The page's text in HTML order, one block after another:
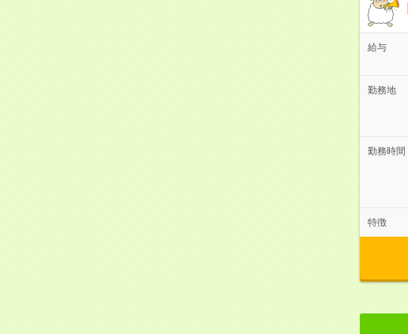
給与
勤務地
勤務時間
特徴